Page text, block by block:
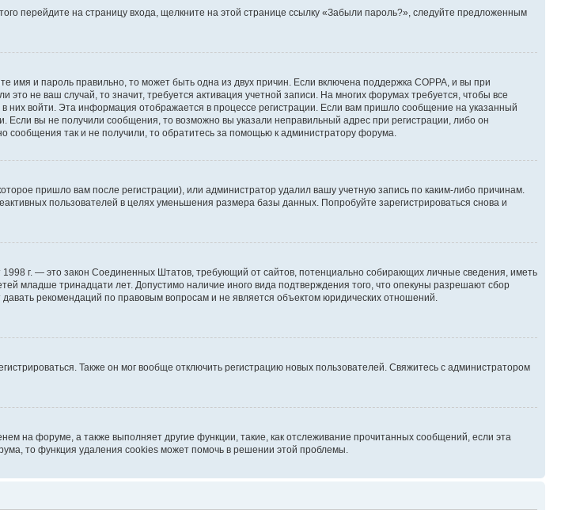
перейдите на страницу входа, щелкните на этой странице ссылку «Забыли пароль?», следуйте предложенным
имя и пароль правильно, то может быть одна из двух причин. Если включена поддержка COPPA, и вы при
не ваш случай, то значит, требуется активация учетной записи. На многих форумах требуется, чтобы все
них войти. Эта информация отображается в процессе регистрации. Если вам пришло сообщение на указанный
вы не получили сообщения, то возможно вы указали неправильный адрес при регистрации, либо он
сообщения так и не получили, то обратитесь за помощью к администратору форума.
пришло вам после регистрации), или администратор удалил вашу учетную запись по каким-либо причинам.
пользователей в целях уменьшения размера базы данных. Попробуйте зарегистрироваться снова и
г. — это закон Соединенных Штатов, требующий от сайтов, потенциально собирающих личные сведения, иметь
младше тринадцати лет. Допустимо наличие иного вида подтверждения того, что опекуны разрешают сбор
рекомендаций по правовым вопросам и не является объектом юридических отношений.
Также он мог вообще отключить регистрацию новых пользователей. Свяжитесь с администратором
на форуме, а также выполняет другие функции, такие, как отслеживание прочитанных сообщений, если эта
то функция удаления cookies может помочь в решении этой проблемы.